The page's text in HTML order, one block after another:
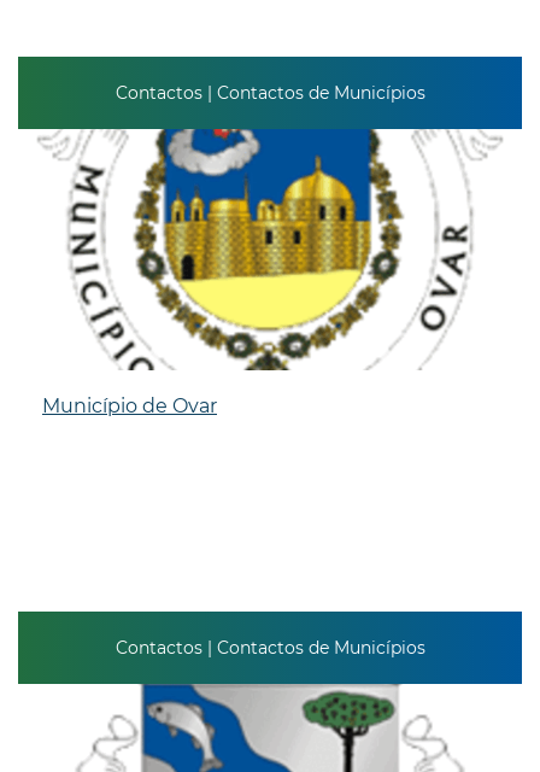
Contactos | Contactos de Municípios
Município de Ovar
Contactos | Contactos de Municípios